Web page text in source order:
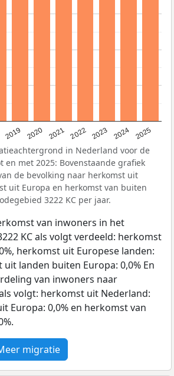
2019 2020 2021 2022 2023 2024 2025
in Nederland voor de
en met 2025: Bovenstaande grafiek
de bevolking naar herkomst uit
uit Europa en herkomst van buiten
3222 KC per jaar.
van inwoners in het
KC als volgt verdeeld: herkomst
herkomst uit Europese landen:
uit landen buiten Europa: 0,0% En
van inwoners naar
volgt: herkomst uit Nederland:
Europa: 0,0% en herkomst van
migratie